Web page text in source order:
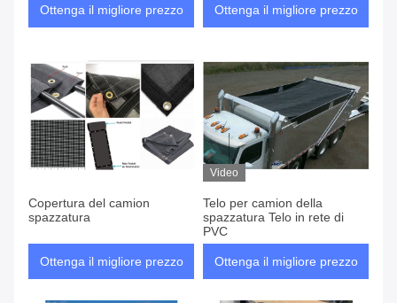
Ottenga il migliore prezzo Ottenga il migliore prezzo
Copertura del camion
spazzatura
Ottenga il migliore prezzo
Video
Telo per camion della
spazzatura Telo in rete di
PVC
Ottenga il migliore prezzo